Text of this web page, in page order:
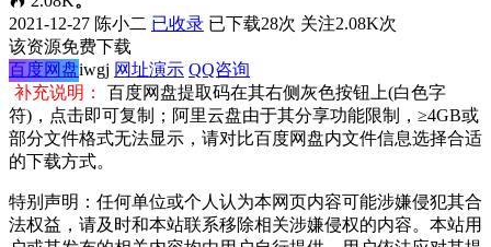
2021-12-27 陈小二 已收录 已下载28次 关注2.08K次
该资源免费下载
百度网盘iwgj 网址演示 QQ咨询
补充说明：
百度网盘提取码在其右侧灰色按钮上(白色字
符)，点击即可复制；阿里云盘由于其分享功能限制，≥4GB或
部分文件格式无法显示，请对比百度网盘内文件信息选择合适
的下载方式。
特别声明：任何单位或个人认为本网页内容可能涉嫌侵犯其合
法权益，请及时和本站联系移除相关涉嫌侵权的内容。本站用